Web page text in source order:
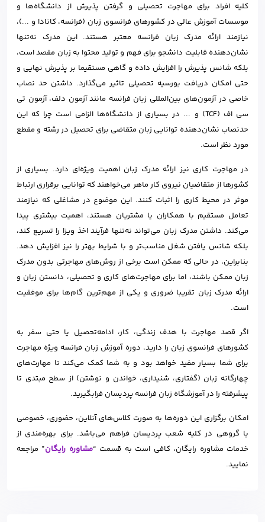
کلیه افراد برای مهاجرت تحصیلی و گرفتن پذیرش از دانشگاه‌ها و
موسسات آموزش عالی در کشورهای فرانسوی زبان (فرانسه، کانادا و ...)،
نیازمند ارائه مدرک زبان فرانسه معتبر هستند. این مدرک نه‌تنها
نشان‌دهنده قابلیت دانشجو برای فهم و تولید محتوا به زبان مقصد است،
بلکه شانس پذیرش را افزایش داده و گاهی مستقیما بر پذیرش نهایی و
حتی امکان دریافت بورسیه تحصیلی تاثیر می‌گذارد. داشتن حد نصاب
خاصی در آزمون‌های بین‌المللی زبان فرانسه مانند آزمون دلف، آزمون تی
سی اف (TCF) و ... در بسیاری از دانشگاه‌ها الزامی است چرا که این
حدنصاب نشان‌دهنده توانایی زبان متقاضی برای تحصیل در رشته و مقطع
مورد نظر است.
در مهاجرت کاری نیز ارائه مدرک زبان اهمیت ویژه‌ای دارد. بسیاری از
کشورها از متقاضیان نیروی کار ماهر می‌خواهند که توانایی برقراری ارتباط
موثر در محیط کاری را اثبات کنند. این موضوع در مشاغلی که نیازمند
تعامل مستقیم با همکاران یا مشتریان هستند، اهمیت بیشتری پیدا
می‌کند. داشتن مدرک زبان می‌تواند نه‌تنها فرآیند اخذ ویزا را تسریع کند،
بلکه شانس یافتن شغل مناسب‌تر و با شرایط بهتر را نیز افزایش دهد.
بنابراین، در حالی که ممکن است برخی از روش‌های مهاجرتی بدون مدرک
زبان ممکن باشند، اما برای مهاجرت‌های کاری و تحصیلی، دانستن زبان و
ارائه مدرک زبان تقریبا ضروری و یکی از مهم‌ترین گام‌ها برای موفقیت
است.
اگر قصد مهاجرت با هدف زندگی، کار، ادامه‌تحصیل یا حتی سفر به
کشورهای فرانسوی زبان را دارید، دوره آموزش زبان فرانسه ویژه مهاجرت
برای شما بسیار مفید خواهد بود و به شما کمک می‌کند تا مهارت‌های
چهارگانه زبان (گفتاری، شنیداری، خواندن و نوشتن) از سطح مبتدی تا
پیشرفته را در آموزشگاه زبان فرانسه پردیسان فرابگیرید.
امکان برگزاری این دوره‌ها به صورت کلاس‌های آنلاین، حضوری، خصوصی
یا گروهی در کلیه شعب پردیسان فراهم می‌باشد. برای بهره‌مندی از
خدمات مشاوره رایگان، کافی است به قسمت “مشاوره رایگان” مراجعه
نمایید.